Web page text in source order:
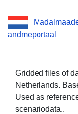
andmeportaal
Gridded files of
Netherlands.
Used as
scenariodata..